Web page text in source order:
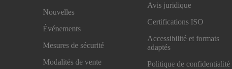
Nouvelles
Événements
Mesures de sécurité
Modalités de vente
Avis juridique
Certifications ISO
Accessibilité et formats
adaptés
Politique de confidentialité